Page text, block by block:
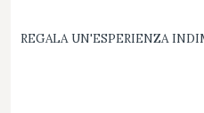
REGALA UN'ESPERIENZA